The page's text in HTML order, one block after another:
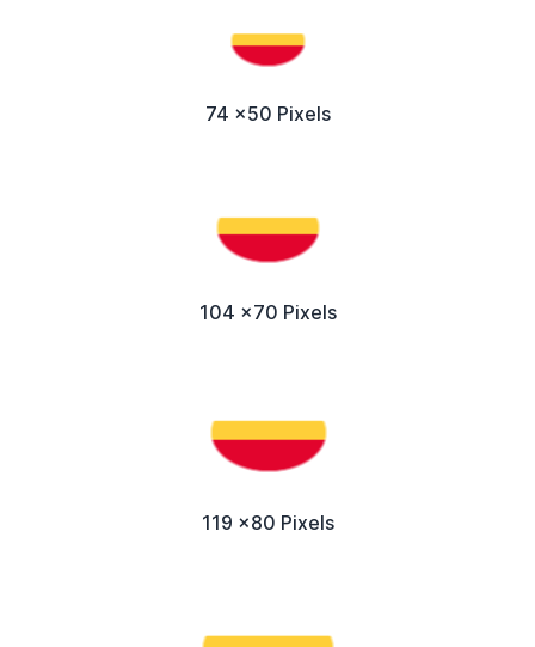
74 x50 Pixels
104 x70 Pixels
119 x80 Pixels